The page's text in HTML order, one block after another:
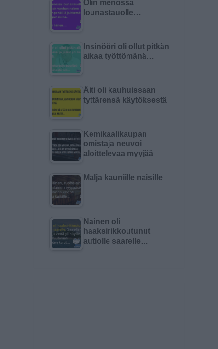
Olin menossa
lounastauolle…
Insinööri oli ollut pitkän
aikaa työttömänä…
Äiti oli kauhuissaan
tyttärensä käytöksestä
Kemikaalikaupan
omistaja neuvoi
aloittelevaa myyjää
Malja kauniille naisille
Nainen oli
haaksirikkoutunut
autiolle saarelle…